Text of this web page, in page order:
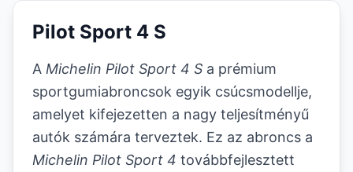
Pilot Sport 4 S
A Michelin Pilot Sport 4 S a prémium
sportgumiabroncsok egyik csúcsmodellje,
amelyet kifejezetten a nagy teljesítményű
autók számára terveztek. Ez az abroncs a
Michelin Pilot Sport 4 továbbfejlesztett